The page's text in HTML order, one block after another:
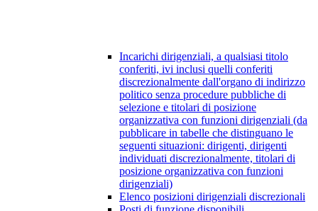
Incarichi dirigenziali, a qualsiasi titolo
conferiti, ivi inclusi quelli conferiti
discrezionalmente dall'organo di indirizzo
politico senza procedure pubbliche di
selezione e titolari di posizione
organizzativa con funzioni dirigenziali (da
pubblicare in tabelle che distinguano le
seguenti situazioni: dirigenti, dirigenti
individuati discrezionalmente, titolari di
posizione organizzativa con funzioni
dirigenziali)
Elenco posizioni dirigenziali discrezionali